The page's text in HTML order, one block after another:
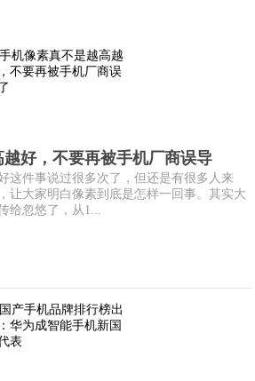
好，不要再被手机厂商误导
这件事说过很多次了，但还是有很多人来
让大家明白像素到底是怎样一回事。其实大
给忽悠了，从1...